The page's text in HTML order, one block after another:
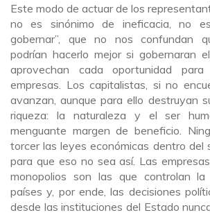
Este modo de actuar de los
no es sinónimo de ineficacia, no
gobernar”, que no nos confundan
podrían hacerlo mejor si gobernaran
aprovechan cada oportunidad
empresas. Los capitalistas, si no
avanzan, aunque para ello destruyan
riqueza: la naturaleza y el ser
menguante margen de beneficio.
torcer las leyes económicas dentro del
para que eso no sea así. Las
monopolios son las que controlan
países y, por ende, las decisiones
desde las instituciones del Estado